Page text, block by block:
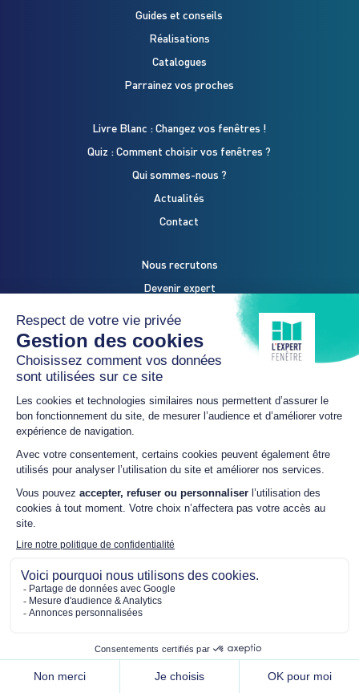
Guides et conseils
Réalisations
Catalogues
Parrainez vos proches
Livre Blanc : Changez vos fenêtres !
Quiz : Comment choisir vos fenêtres ?
Qui sommes-nous ?
Actualités
Contact
Nous recrutons
Devenir expert